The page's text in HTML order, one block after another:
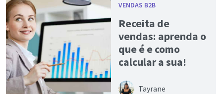
VENDAS B2B
Receita de
vendas: aprenda o
que é e como
calcular a sua!
Tayrane